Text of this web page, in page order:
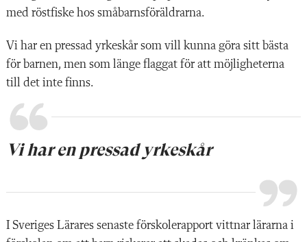
med röstfiske hos småbarnsföräldrarna.
Vi har en pressad yrkeskår som vill kunna göra sitt bästa
för barnen, men som länge flaggat för att möjligheterna
till det inte finns.
Vi har en pressad yrkeskår
I Sveriges Lärares senaste förskolerapport vittnar lärarna i